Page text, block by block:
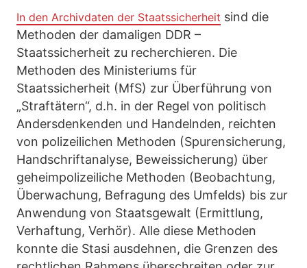
In den Archivdaten der Staatssicherheit sind die
Methoden der damaligen DDR –
Staatssicherheit zu recherchieren. Die
Methoden des Ministeriums für
Staatssicherheit (MfS) zur Überführung von
„Straftätern“, d.h. in der Regel von politisch
Andersdenkenden und Handelnden, reichten
von polizeilichen Methoden (Spurensicherung,
Handschriftanalyse, Beweissicherung) über
geheimpolizeiliche Methoden (Beobachtung,
Überwachung, Befragung des Umfelds) bis zur
Anwendung von Staatsgewalt (Ermittlung,
Verhaftung, Verhör). Alle diese Methoden
konnte die Stasi ausdehnen, die Grenzen des